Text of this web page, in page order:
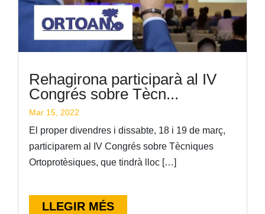
Rehagirona participarà al IV
Congrés sobre Tècn...
Mar 15, 2022
El proper divendres i dissabte, 18 i 19 de març,
participarem al IV Congrés sobre Tècniques
Ortoprotèsiques, que tindrà lloc […]
LLEGIR MÉS